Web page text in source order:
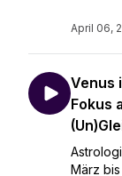
April 06,
Venus
Fokus
März